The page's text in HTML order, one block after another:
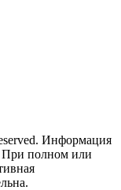
Информация
При полном или